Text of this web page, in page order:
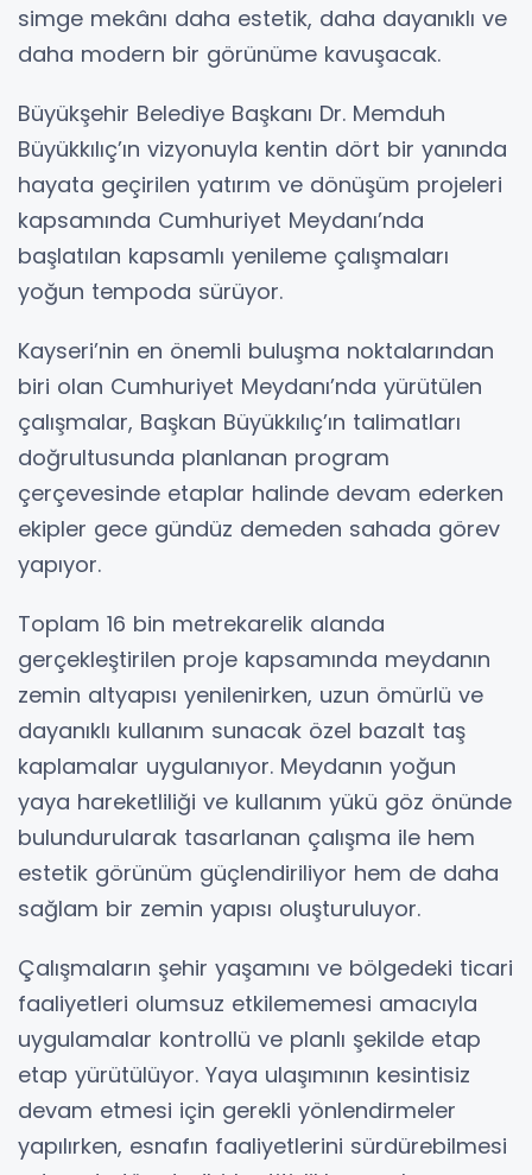
simge mekânı daha estetik, daha dayanıklı ve
daha modern bir görünüme kavuşacak.
Büyükşehir Belediye Başkanı Dr. Memduh
Büyükkılıç’ın vizyonuyla kentin dört bir yanında
hayata geçirilen yatırım ve dönüşüm projeleri
kapsamında Cumhuriyet Meydanı’nda
başlatılan kapsamlı yenileme çalışmaları
yoğun tempoda sürüyor.
Kayseri’nin en önemli buluşma noktalarından
biri olan Cumhuriyet Meydanı’nda yürütülen
çalışmalar, Başkan Büyükkılıç’ın talimatları
doğrultusunda planlanan program
çerçevesinde etaplar halinde devam ederken
ekipler gece gündüz demeden sahada görev
yapıyor.
Toplam 16 bin metrekarelik alanda
gerçekleştirilen proje kapsamında meydanın
zemin altyapısı yenilenirken, uzun ömürlü ve
dayanıklı kullanım sunacak özel bazalt taş
kaplamalar uygulanıyor. Meydanın yoğun
yaya hareketliliği ve kullanım yükü göz önünde
bulundurularak tasarlanan çalışma ile hem
estetik görünüm güçlendiriliyor hem de daha
sağlam bir zemin yapısı oluşturuluyor.
Çalışmaların şehir yaşamını ve bölgedeki ticari
faaliyetleri olumsuz etkilememesi amacıyla
uygulamalar kontrollü ve planlı şekilde etap
etap yürütülüyor. Yaya ulaşımının kesintisiz
devam etmesi için gerekli yönlendirmeler
yapılırken, esnafın faaliyetlerini sürdürebilmesi